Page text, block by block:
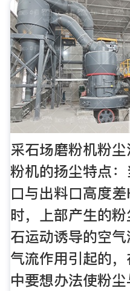
采石场磨粉机粉
粉机的扬尘特点
口与出料口高度
时，上部产生的
石运动诱导的空
气流作用引起的
中要想办法使粉